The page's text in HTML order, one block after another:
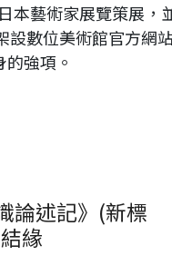
本藝術家展覽策展，
設數位美術館官方網
強項。
論述記》(新標
緣